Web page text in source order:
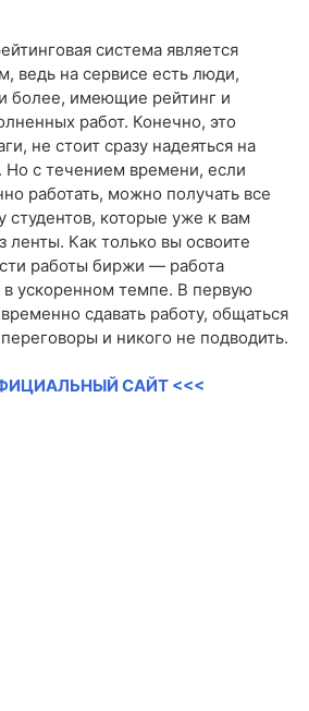
система является
ведь на сервисе есть люди,
более, имеющие рейтинг и
работ. Конечно, это
не стоит сразу надеяться на
Но с течением времени, если
работать, можно получать все
студентов, которые уже к вам
ленты. Как только вы освоите
работы биржи — работа
в ускоренном темпе. В первую
сдавать работу, общаться
и никого не подводить.
САЙТ <<<